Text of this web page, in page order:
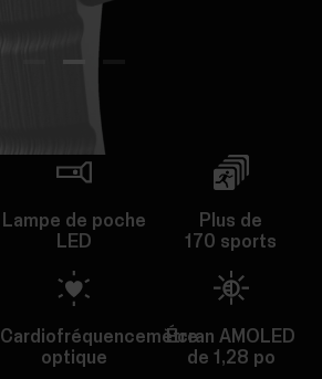
Lampe de poche
LED
Plus de
170 sports
Cardiofréquencemètre
optique
Écran AMOLED
de 1,28 po